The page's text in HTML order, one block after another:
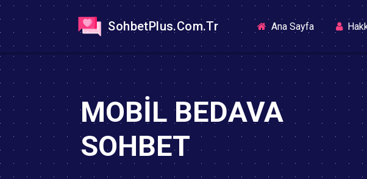
SohbetPlus.Com.Tr Ana Sayfa(current)
MOBIL BEDAVA
SOHBET